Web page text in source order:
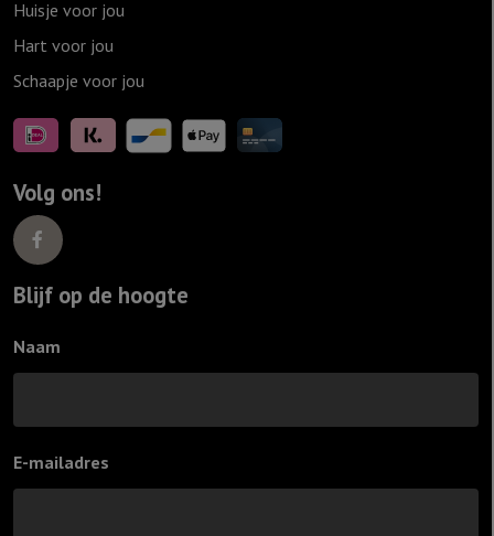
Huisje voor jou
Hart voor jou
Schaapje voor jou
Volg ons!
Blijf op de hoogte
Naam
E-mailadres